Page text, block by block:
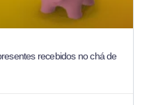
recebidos no chá de